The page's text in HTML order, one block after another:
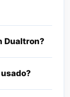
Dualtron?